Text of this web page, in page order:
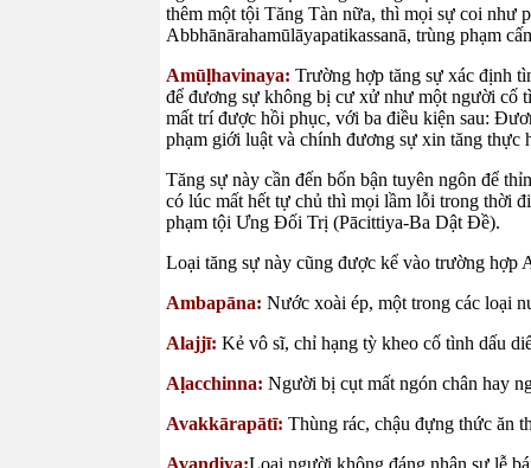
thêm một tội Tăng Tàn nữa, thì mọi sự coi như
Abbhānārahamūlāyapatikassanā, trùng phạm
Amūḷhavinaya: Trường hợp tăng sự xác định
để đương sự không bị cư xử như một người cố
mất trí được hồi phục, với ba điều kiện sau:
phạm giới luật và chính đương sự xin tăng thực
Tăng sự này cần đến bốn bận tuyên ngôn để
có lúc mất hết tự chủ thì mọi lầm lỗi trong thời
phạm tội Ưng Đối Trị (Pācittiya-Ba Dật Đề).
Loại tăng sự này cũng được kể vào trường hợp
Ambapāna: Nước xoài ép, một trong các loại
Alajjī: Kẻ vô sĩ, chỉ hạng tỳ kheo cố tình dấu
Aḷacchinna: Người bị cụt mất ngón chân hay
Avakkārapātī: Thùng rác, chậu đựng thức ăn
Avandiya:Loại người không đáng nhận sự lễ